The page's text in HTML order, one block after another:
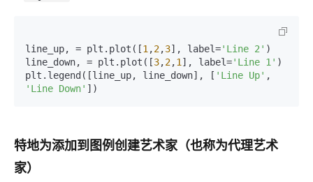
line_up, = plt.plot([1 ,2,3], label='Line 2' )
line_down, = plt.plot([3,2,1 ], label='Line 1' )
plt.legend([line_up, line_down], [ 'Line Up'
'Line Down' ])
特地为添加到图例创建艺术家（也称为代理艺术
家）